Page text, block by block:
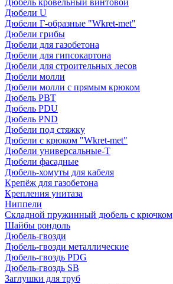
Дюбель кровельный винтовой
Дюбели U
Дюбели Г-образные "Wkret-met"
Дюбели грибы
Дюбели для газобетона
Дюбели для гипсокартона
Дюбели для строительных лесов
Дюбели молли
Дюбели молли с прямым крюком
Дюбель PBT
Дюбель PDU
Дюбель PND
Дюбели под стяжку
Дюбели с крюком "Wkret-met"
Дюбели универсальные-Т
Дюбели фасадные
Дюбель-хомуты для кабеля
Крепёж для газобетона
Крепления унитаза
Ниппели
Складной пружинный дюбель с крючком
Шайбы рондоль
Дюбель-гвозди
Дюбель-гвозди металлические
Дюбель-гвоздь PDG
Дюбель-гвоздь SB
Заглушки для труб